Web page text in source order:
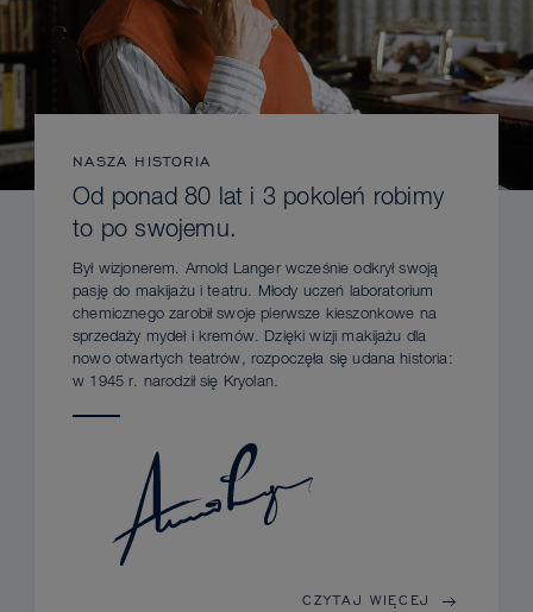
NASZA HISTORIA
Od ponad 80 lat i 3 pokoleń robimy
to po swojemu.
Był wizjonerem. Arnold Langer wcześnie odkrył swoją
pasję do makijażu i teatru. Młody uczeń laboratorium
chemicznego zarobił swoje pierwsze kieszonkowe na
sprzedaży mydeł i kremów. Dzięki wizji makijażu dla
nowo otwartych teatrów, rozpoczęła się udana historia:
w 1945 r. narodził się Kryolan.
CZYTAJ WIĘCEJ